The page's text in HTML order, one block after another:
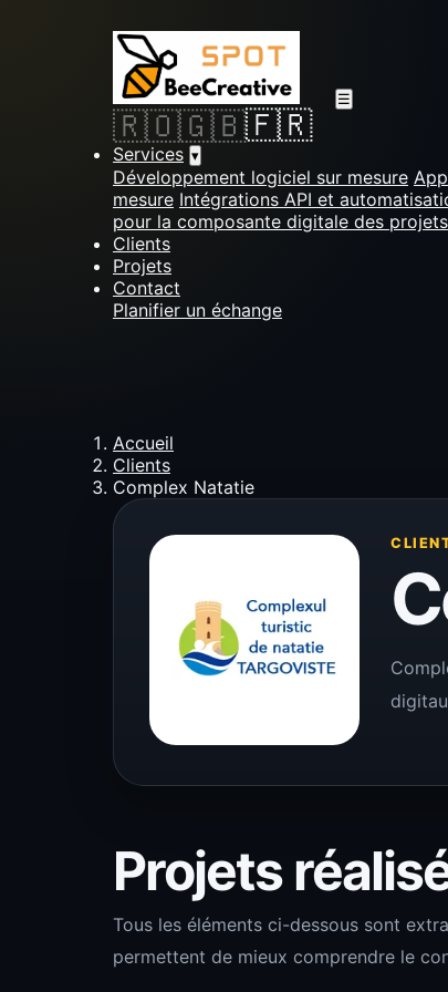
☰
🇷🇴🇬🇧🇫🇷
Services ▾
Développement logiciel sur mesure
mesure Intégrations API et
pour la composante digitale des
Clients
Projets
Contact
Planifier un échange
Accueil
Clients
Complex Natatie
Projets
Tous les éléments ci-dessous sont
permettent de mieux comprendre le